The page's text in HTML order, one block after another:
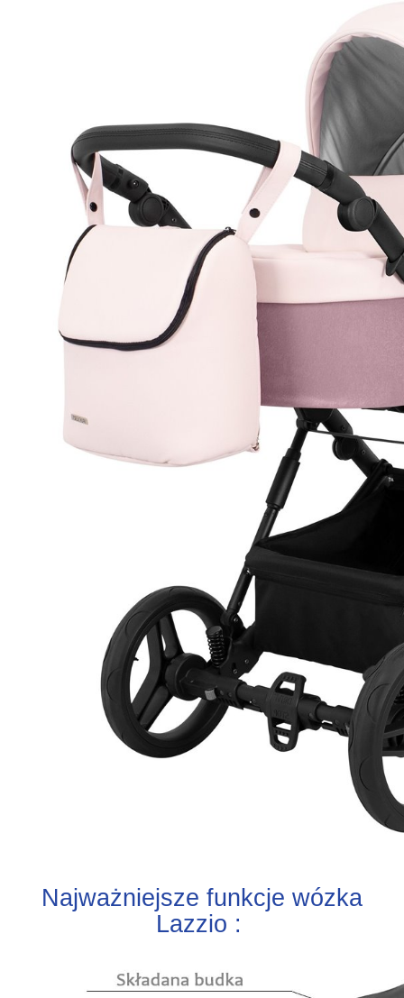
Najważniejsze funkcje wózka
Lazzio :